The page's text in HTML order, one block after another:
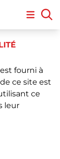
Open
fourni à
ce site est
ce
leur